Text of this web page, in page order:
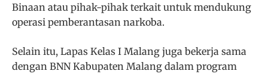
Binaan atau pihak-pihak terkait untuk mendukung
operasi pemberantasan narkoba.
Selain itu, Lapas Kelas I Malang juga bekerja sama
dengan BNN Kabupaten Malang dalam program